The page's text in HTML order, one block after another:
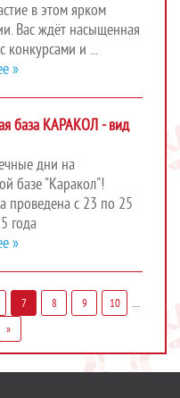
в этом ярком
Вас ждёт насыщенная
конкурсами и ...
»
база КАРАКОЛ - вид
дни на
базе "Каракол"!
проведена с 23 по 25
года
»
7 8 9 10 ...
»